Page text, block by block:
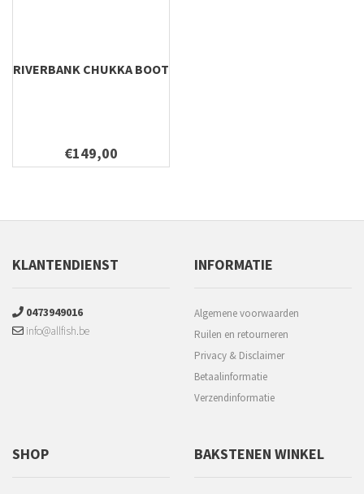
RIVERBANK CHUKKA BOOT
€149,00
KLANTENDIENST
0473949016
info@allfish.be
INFORMATIE
Algemene voorwaarden
Ruilen en retourneren
Privacy & Disclaimer
Betaalinformatie
Verzendinformatie
SHOP BAKSTENEN WINKEL